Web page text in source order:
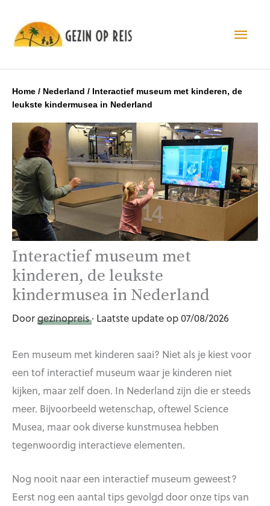
Home / Nederland / Interactief museum met kinderen, de
leukste kindermusea in Nederland
Interactief museum met
kinderen, de leukste
kindermusea in Nederland
Doorgezinopreis· Laatste update op 07/08/2026
Een museum met kinderen saai? Niet als je kiest voor
een tof interactief museum waar je kinderen niet
kijken, maar zelf doen. In Nederland zijn die er steeds
meer. Bijvoorbeeld wetenschap, oftewel Science
Musea, maar ook diverse kunstmusea hebben
tegenwoordig interactieve elementen.
Nog nooit naar een interactief museum geweest?
Eerst nog een aantal tips gevolgd door onze tips van